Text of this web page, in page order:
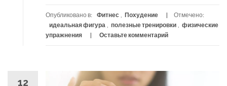
Опубликовано в: Фитнес Похудение
Отмечено:
идеальная фигура
полезные тренировки
физические
упражнения
Оставьте комментарий
12